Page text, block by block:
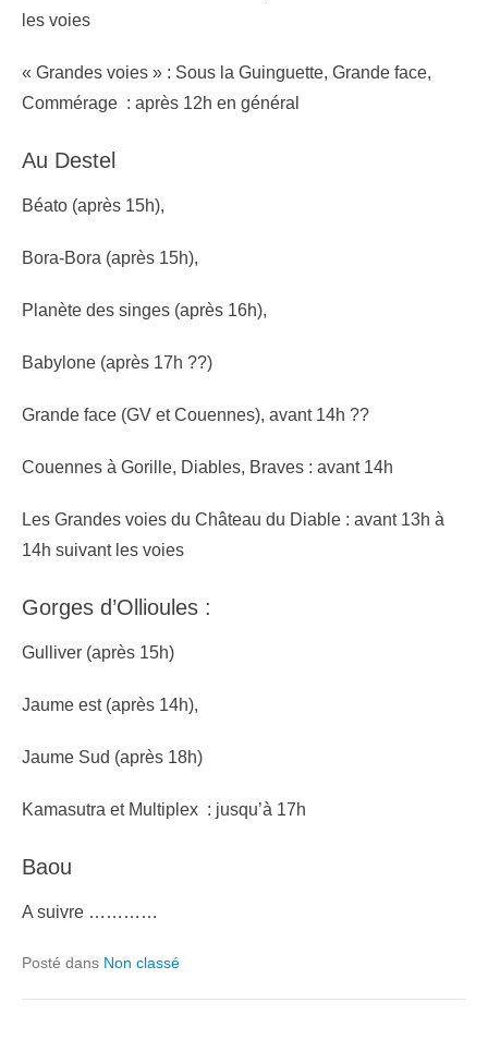
les voies
« Grandes voies » : Sous la Guinguette, Grande face,
Commérage : après 12h en général
Au Destel
Béato (après 15h),
Bora-Bora (après 15h),
Planète des singes (après 16h),
Babylone (après 17h ??)
Grande face (GV et Couennes), avant 14h ??
Couennes à Gorille, Diables, Braves : avant 14h
Les Grandes voies du Château du Diable : avant 13h à
14h suivant les voies
Gorges d’Ollioules :
Gulliver (après 15h)
Jaume est (après 14h),
Jaume Sud (après 18h)
Kamasutra et Multiplex : jusqu’à 17h
Baou
A suivre …………
Posté dans Non classé